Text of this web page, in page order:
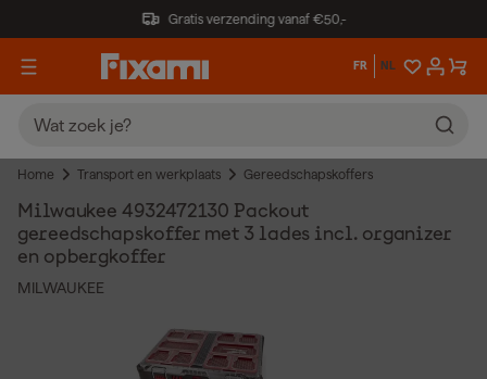
Gratis verzending vanaf €50,-
FR NL
Home Transport en werkplaats Gereedschapskoffers
Milwaukee 4932472130 Packout
gereedschapskoffer met 3 lades incl. organizer
en opbergkoffer
MILWAUKEE